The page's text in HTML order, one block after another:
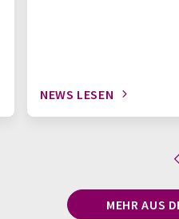
NEWS LESEN
MEHR AUS